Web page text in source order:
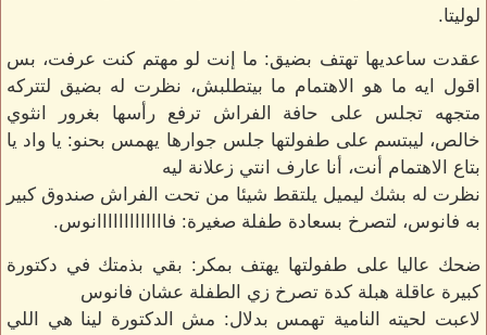
لوليتا.
عقدت ساعديها تهتف بضيق: ما إنت لو مهتم كنت عرفت، بس
اقول ايه ما هو الاهتمام ما بيتطلبش، نظرت له بضيق لتتركه
متجهه تجلس على حافة الفراش ترفع رأسها بغرور انثوي
خالص، ليبتسم على طفولتها جلس جوارها يهمس بحنو: يا واد يا
بتاع الاهتمام أنت، أنا عارف انتي زعلانة ليه
نظرت له بشك ليميل يلتقط شيئا من تحت الفراش صندوق كبير
به فانوس، لتصرخ بسعادة طفلة صغيرة: فااااااااااااانوس.
ضحك عاليا على طفولتها يهتف بمكر: بقي بذمتك في دكتورة
كبيرة عاقلة هبلة كدة تصرخ زي الطفلة عشان فانوس
لاعبت لحيته النامية تهمس بدلال: مش الدكتورة لينا هي اللي